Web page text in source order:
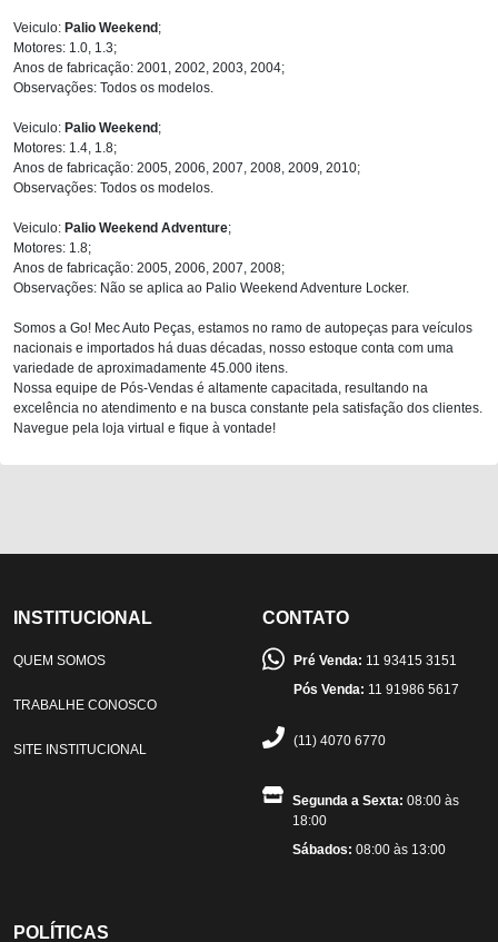
Veiculo: Palio Weekend;
Motores: 1.0, 1.3;
Anos de fabricação: 2001, 2002, 2003, 2004;
Observações: Todos os modelos.
Veiculo: Palio Weekend;
Motores: 1.4, 1.8;
Anos de fabricação: 2005, 2006, 2007, 2008, 2009, 2010;
Observações: Todos os modelos.
Veiculo: Palio Weekend Adventure;
Motores: 1.8;
Anos de fabricação: 2005, 2006, 2007, 2008;
Observações: Não se aplica ao Palio Weekend Adventure Locker.
Somos a Go! Mec Auto Peças, estamos no ramo de autopeças para veículos
nacionais e importados há duas décadas, nosso estoque conta com uma
variedade de aproximadamente 45.000 itens.
Nossa equipe de Pós-Vendas é altamente capacitada, resultando na
excelência no atendimento e na busca constante pela satisfação dos clientes.
Navegue pela loja virtual e fique à vontade!
INSTITUCIONAL
QUEM SOMOS
TRABALHE CONOSCO
SITE INSTITUCIONAL
CONTATO
Pré Venda: 11 93415 3151
Pós Venda: 11 91986 5617
(11) 4070 6770
Segunda a Sexta: 08:00 às
18:00
Sábados: 08:00 às 13:00
POLÍTICAS